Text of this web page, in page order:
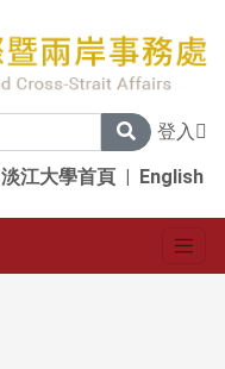
登入
淡江大學首頁 | English